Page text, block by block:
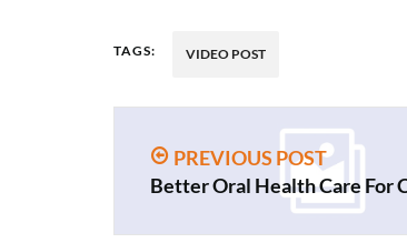
TAGS: VIDEO POST
PREVIOUS POST
Better Oral Health Care For